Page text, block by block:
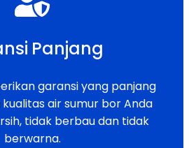
Panjang
garansi yang panjang
air sumur bor Anda
tidak berbau dan tidak
berwarna.